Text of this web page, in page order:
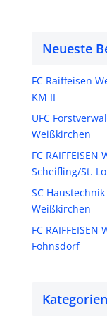
Neueste
FC Raiffeisen
KM II
UFC
Weißkirchen
FC RAIFFEISEN
Scheifling/St.
SC
Weißkirchen
FC RAIFFEISEN
Fohnsdorf
Kategorien